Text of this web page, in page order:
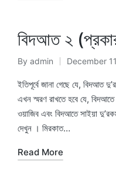
বিদআত ২
Posted
by
By admin December
ইতিপূর্বে জানা গেছে যে, বিদআত
এখন স্মরণ রাখতে হবে যে,
ওয়াজিব এবং বিদআতে সাইয়া
দেখুন । মিরকাত…
Read More